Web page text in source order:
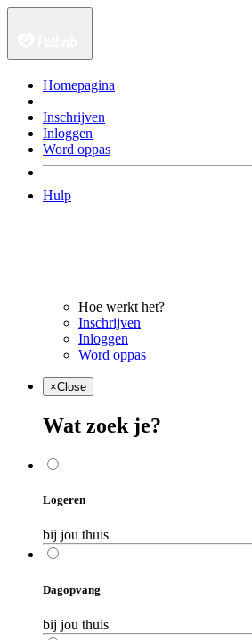
Homepagina
Inschrijven
Inloggen
Word oppas
Hulp
Hoe werkt het?
Inschrijven
Inloggen
Word oppas
×Close
Wat zoek je?
Logeren
bij jou thuis
Dagopvang
bij jou thuis